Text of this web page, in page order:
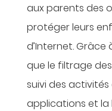
aux parents des
protéger leurs
d’Internet.
que le filtrage
suivi des
applications et la